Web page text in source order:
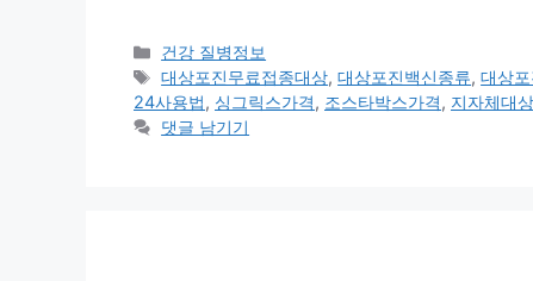
카
테
고
리
건강 질병정보
태
그
대상포진무료접종대상,대상포진백신종류,대상
24사용법, 싱그릭스가격, 조스타박스가격, 지자체대
댓글 남기기